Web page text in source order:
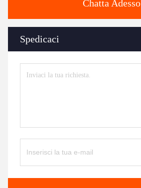
Chatta Adesso
Spedicaci